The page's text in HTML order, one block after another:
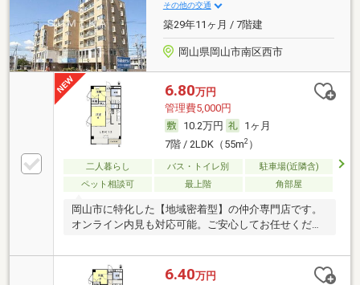
その他の交通
築29年11ヶ月 / 7階建
岡山県岡山市南区西市
6.80万円
管理費5,000円
10.2万円
1ヶ月
7階 / 2LDK（55m2）
二人暮らし バス・トイレ別
駐車場(近隣含)
ペット相談可
最上階 角部屋
岡山市に特化した【地域密着型】の仲介専門店です。
オンライン内見も対応可能。ご安心してお任せくださ
6.40万円